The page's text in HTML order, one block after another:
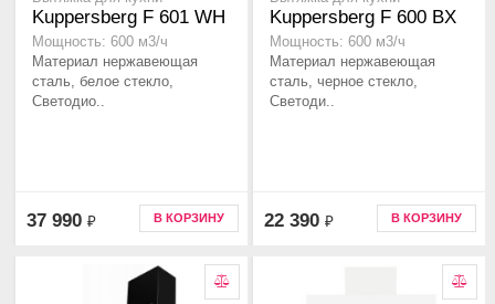
Kuppersberg F 601 WH
Мощность: 600 м3/ч
Материал нержавеющая
сталь, белое стекло,
Светодио..
37 990 ₽ В КОРЗИНУ
Kuppersberg F 600 BX
Мощность: 600 м3/ч
Материал нержавеющая
сталь, черное стекло,
Светоди..
22 390 ₽ В КОРЗИНУ